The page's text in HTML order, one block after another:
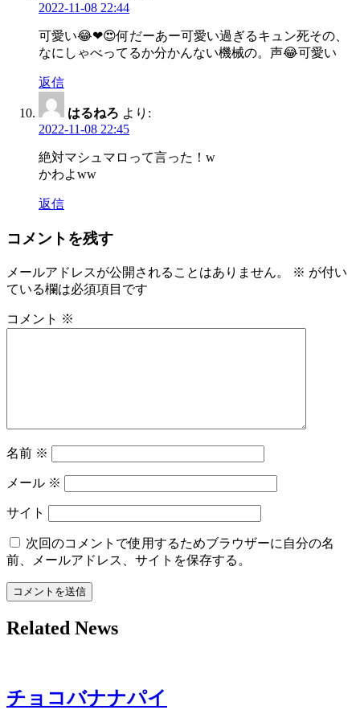
2022-11-08 22:44
可愛い😂❤😍何だーあー可愛い過ぎるキュン死その、
なにしゃべってるか分かんない機械の。声😂可愛い
返信
はるねろ より:
2022-11-08 22:45
絶対マシュマロって言った！w
かわよww
返信
コメントを残す
メールアドレスが公開されることはありません。 ※ が付い
ている欄は必須項目です
コメント ※
名前 ※
メール ※
サイト
次回のコメントで使用するためブラウザーに自分の名
前、メールアドレス、サイトを保存する。
Related News
チョコバナナパイ